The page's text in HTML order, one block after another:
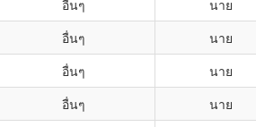
อื่นๆ นาย
อื่นๆ นาย
อื่นๆ นาย
อื่นๆ นาย